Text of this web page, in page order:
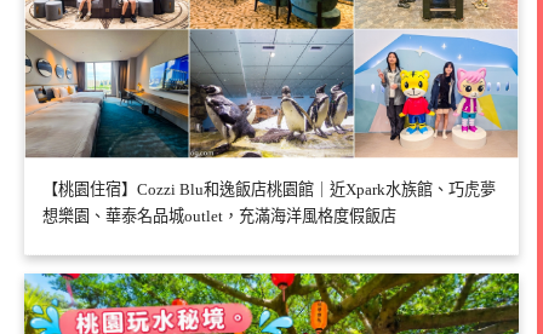
【桃園住宿】Cozzi Blu和逸飯店桃園館｜近Xpark水族館、巧虎夢
想樂園、華泰名品城outlet，充滿海洋風格度假飯店